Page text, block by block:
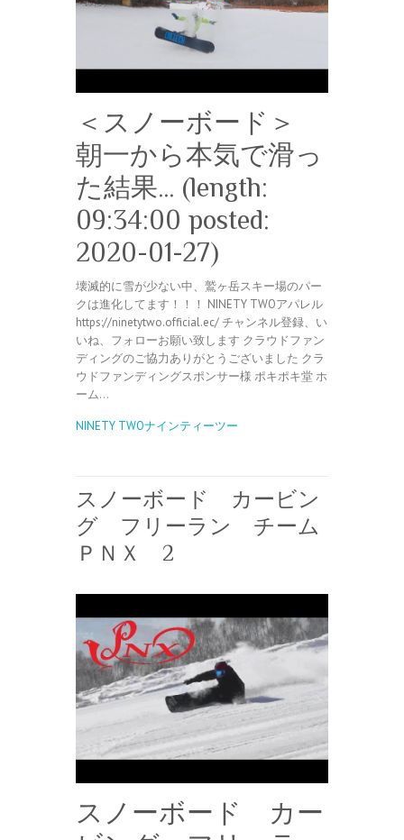
＜スノーボード＞
朝一から本気で滑っ
た結果… (length:
09:34:00 posted:
2020-01-27)
壊滅的に雪が少ない中、鷲ヶ岳スキー場のパー
クは進化してます！！！ NINETY TWOアパレル
https://ninetytwo.official.ec/ チャンネル登録、い
いね、フォローお願い致します クラウドファン
ディングのご協力ありがとうございました クラ
ウドファンディングスポンサー様 ポキポキ堂 ホ
ーム…
NINETY TWOナインティーツー
スノーボード カービン
グ フリーラン チーム
ＰＮＸ 2
スノーボード カー